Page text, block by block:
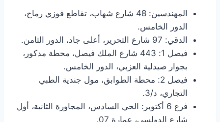
المهندسين: 48 شارع شهاب، تقاطع فوزي رماح،
الدور الخامس.
الدقي: 97 شارع التحرير، أعلى جاد، الدور الثامن.
فيصل 1: 443 شارع الملك فيصل، محطة مدكور،
بجوار صيدلية العزبي، الدور الخامس.
فيصل 2: محطة الطوابق، مول جندية الطبي
التجاري، د/3.
فرع 6 أكتوبر: الحي السادس، المجاورة الثانية، أول
شارع الدولسي، عمارة 07.